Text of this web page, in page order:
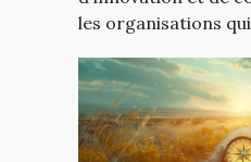
les organisations